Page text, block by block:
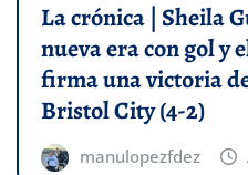
La crónica | Sheila
nueva era con gol y
firma una victoria
Bristol City (4-2)
manulopezfdez